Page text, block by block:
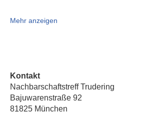
Mehr anzeigen
Kontakt
Nachbarschaftstreff Trudering
Bajuwarenstraße 92
81825 München